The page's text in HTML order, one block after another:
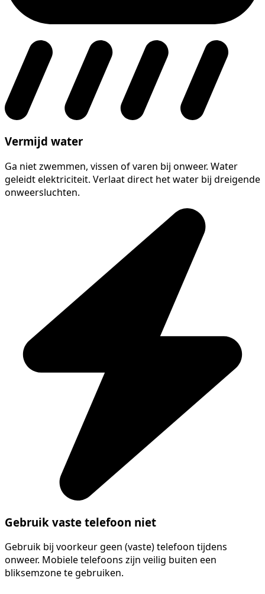
Vermijd water
Ga niet zwemmen, vissen of varen bij onweer. Water
geleidt elektriciteit. Verlaat direct het water bij dreigende
onweersluchten.
Gebruik vaste telefoon niet
Gebruik bij voorkeur geen (vaste) telefoon tijdens
onweer. Mobiele telefoons zijn veilig buiten een
bliksemzone te gebruiken.